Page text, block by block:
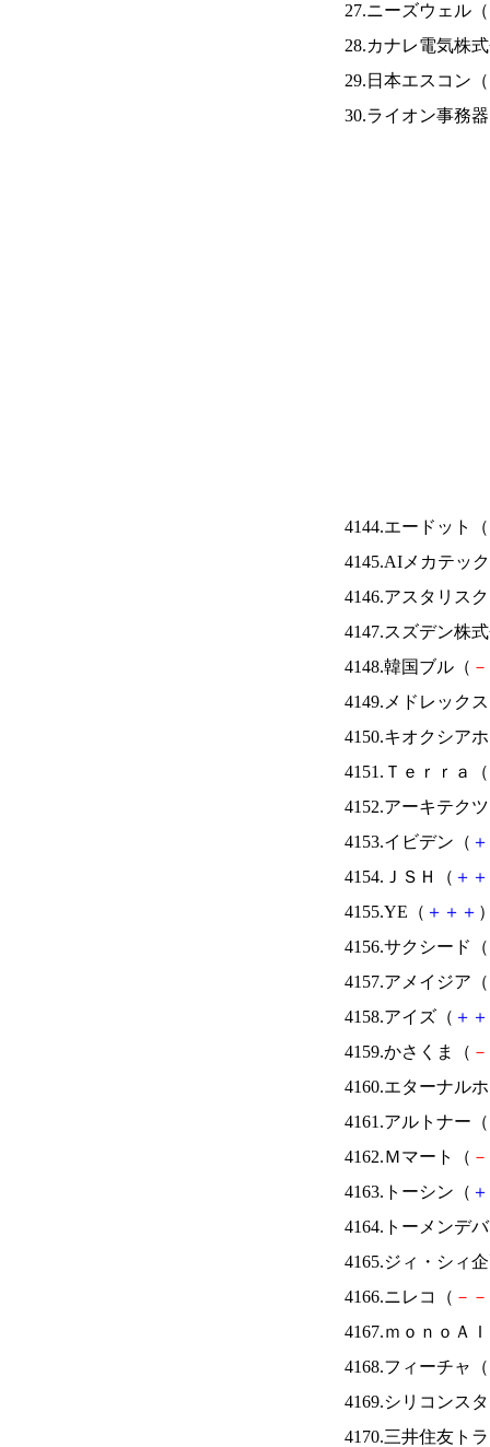
27.ニーズウェル（
28.カナレ電気株
29.日本エスコン（
30.ライオン事務
4144.エードット（
4145.AIメカテッ
4146.アスタリス
4147.スズデン株
4148.韓国ブル（ －
4149.メドレック
4150.キオクシア
4151.Ｔｅｒｒａ（
4152.アーキテク
4153.イビデン（ ＋
4154.ＪＳＨ（ ＋ ＋
4155.YE（ ＋ ＋ ＋
4156.サクシード（
4157.アメイジア（
4158.アイズ（ ＋ ＋
4159.かさくま（ －
4160.エターナル
4161.アルトナー（
4162.Ｍマート（ －
4163.トーシン（ ＋
4164.トーメンデ
4165.ジィ・シィ
4166.ニレコ（ － －
4167.ｍｏｎｏＡ
4168.フィーチャ（
4169.シリコンス
4170.三井住友ト